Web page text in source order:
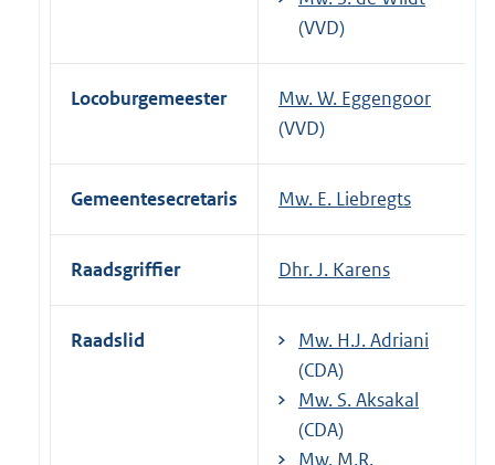
(VVD)
Locoburgemeester
Mw. W. Eggengoor
(VVD)
Gemeentesecretaris Mw. E. Liebregts
Raadsgriffier Dhr. J. Karens
Raadslid
Mw. H.J. Adriani
(CDA)
Mw. S. Aksakal
(CDA)
Mw. M.R.